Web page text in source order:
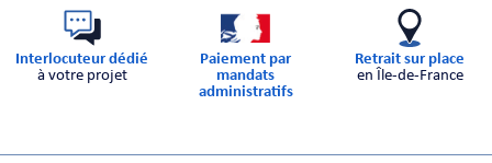
Interlocuteur dédié
à votre projet
Paiement par
mandats
administratifs
Retrait sur place
en Île-de-France